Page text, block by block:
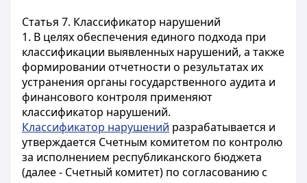
Статья 7. Классификатор нарушений
1. В целях обеспечения единого подхода при
классификации выявленных нарушений, а также
формировании отчетности о результатах их
устранения органы государственного аудита и
финансового контроля применяют
классификатор нарушений.
Классификатор нарушений разрабатывается и
утверждается Счетным комитетом по контролю
за исполнением республиканского бюджета
(далее - Счетный комитет) по согласованию с